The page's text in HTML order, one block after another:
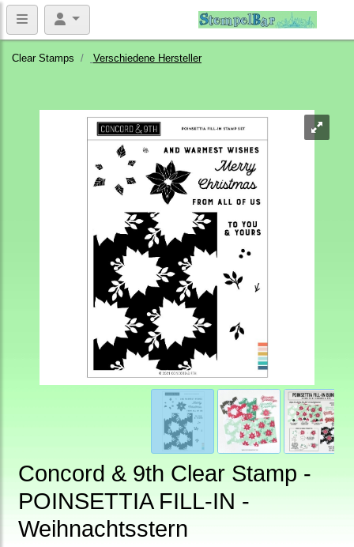
Clear Stamps Verschiedene Hersteller
Concord & 9th Clear Stamp -
POINSETTIA FILL-IN -
Weihnachtsstern